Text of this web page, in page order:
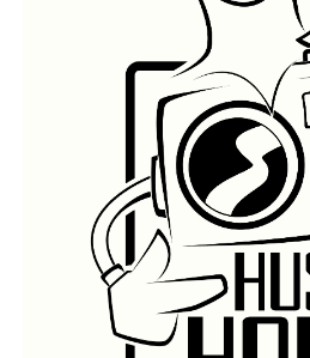
BERLIN
BERLIN
BERLIN S-
TRAINS
LEGAL WALLS
HOTTER
ROSTOCK
REGIO
GÜTER
ATHENS
ATHENS